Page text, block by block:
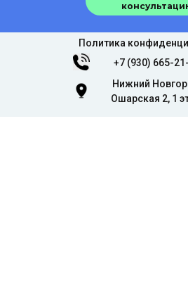
+7 (930) 665-
Политика
Нижний
Ошарская 2, 1